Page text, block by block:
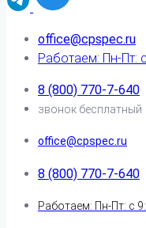
office@cpspec.ru
Работаем: Пн-Пт:
8 (800) 770-7-640
звонок бесплатный
office@cpspec.ru
8 (800) 770-7-640
Работаем: Пн-Пт: с